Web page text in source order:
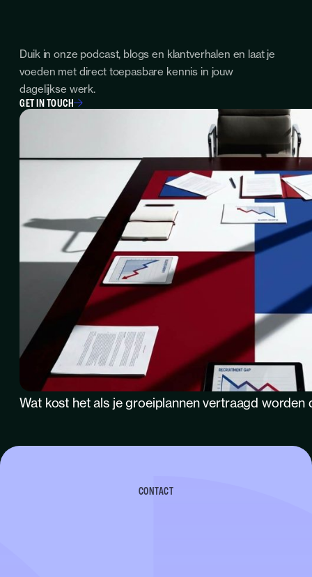
Duik in onze podcast, blogs en klantverhalen en laat je
voeden met direct toepasbare kennis in jouw
dagelijkse werk.
GET IN TOUCH
Wat kost het als je groeiplannen vertraagd worden
CONTACT